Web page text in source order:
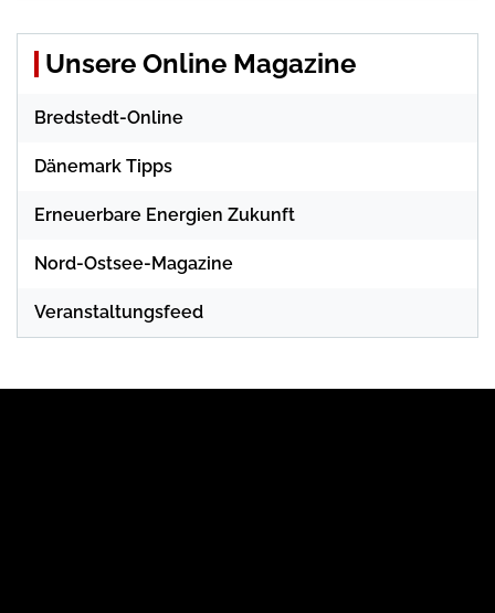
Unsere Online Magazine
Bredstedt-Online
Dänemark Tipps
Erneuerbare Energien Zukunft
Nord-Ostsee-Magazine
Veranstaltungsfeed